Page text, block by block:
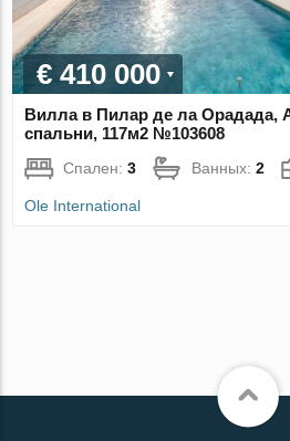
€ 410 000
Вилла в Пилар де ла Орадада,
спальни, 117м2 №103608
Спален:3 Ванных:2
Ole International